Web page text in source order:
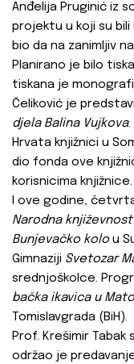
Anđelija Pruginić iz
projektu u koji su
bio da na zanimljiv
Planirano je bilo
tiskana je
Čeliković je
djela Balina Vujkova.
Hrvata knjižnici u
dio fonda ove
korisnicima knjižnice.
I ove godine,
Narodna književnost
Bunjevačko kolo u
Gimnaziji Svetozar
srednjoškolce.
bačka ikavica u
Tomislavgrada (BiH).
Prof. Krešimir
održao je